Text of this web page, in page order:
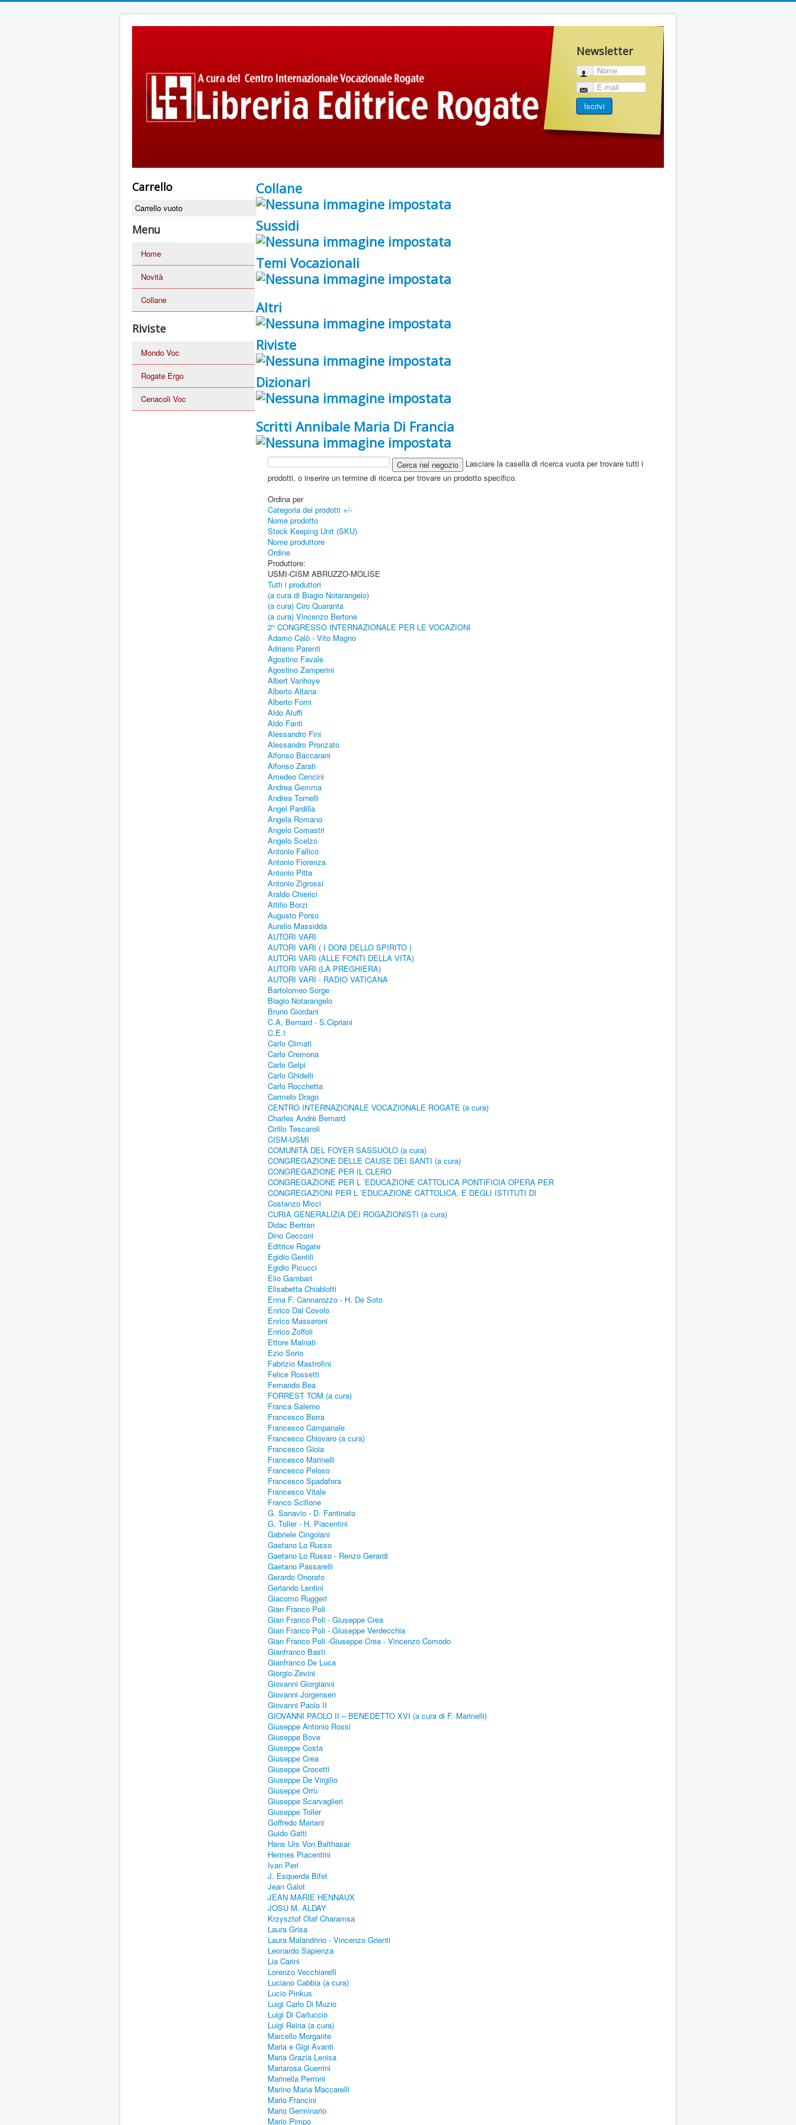
Newsletter
Nome
E-mail
Iscrivi
Carrello
Carrello vuoto
Menu
Home
Novità
Collane
Riviste
Mondo Voc
Rogate Ergo
Cenacoli Voc
Collane
Sussidi
Temi Vocazionali
Altri
Riviste
Dizionari
Scritti Annibale Maria Di Francia
Lasciare la casella di ricerca vuota per trovare tutti i
prodotti, o inserire un termine di ricerca per trovare un prodotto specifico.
Ordina per
Categoria dei prodotti +/-
Nome prodotto
Stock Keeping Unit (SKU)
Nome produttore
Ordine
Produttore:
USMI-CISM ABRUZZO-MOLISE
Tutti i produttori
(a cura di Biagio Notarangelo)
(a cura) Ciro Quaranta
(a cura) Vincenzo Bertone
2° CONGRESSO INTERNAZIONALE PER LE VOCAZIONI
Adamo Calò - Vito Magno
Adriano Parenti
Agostino Favale
Agostino Zamperini
Albert Vanhoye
Alberto Altana
Alberto Forni
Aldo Aluffi
Aldo Fanti
Alessandro Fini
Alessandro Pronzato
Alfonso Baccarani
Alfonso Zarati
Amedeo Cencini
Andrea Gemma
Andrea Tornelli
Angel Pardilla
Angela Romano
Angelo Comastri
Angelo Scelzo
Antonio Fallico
Antonio Fiorenza
Antonio Pitta
Antonio Zigrossi
Araldo Chierici
Attilio Borzi
Augusto Porso
Aurelio Massidda
AUTORI VARI
AUTORI VARI ( I DONI DELLO SPIRITO )
AUTORI VARI (ALLE FONTI DELLA VITA)
AUTORI VARI (LA PREGHIERA)
AUTORI VARI - RADIO VATICANA
Bartolomeo Sorge
Biagio Notarangelo
Bruno Giordani
C.A, Bernard - S.Cipriani
C.E.I
Carlo Climati
Carlo Cremona
Carlo Gelpi
Carlo Ghidelli
Carlo Rocchetta
Carmelo Drago
CENTRO INTERNAZIONALE VOCAZIONALE ROGATE (a cura)
Charles Andrè Bernard
Cirillo Tescaroli
CISM-USMI
COMUNITÀ DEL FOYER SASSUOLO (a cura)
CONGREGAZIONE DELLE CAUSE DEI SANTI (a cura)
CONGREGAZIONE PER IL CLERO
CONGREGAZIONE PER L ’EDUCAZIONE CATTOLICA PONTIFICIA OPERA PER
CONGREGAZIONI PER L ’EDUCAZIONE CATTOLICA, E DEGLI ISTITUTI DI
Costanzo Micci
CURIA GENERALIZIA DEI ROGAZIONISTI (a cura)
Didac Bertran
Dino Cecconi
Editrice Rogate
Egidio Gentili
Egidio Picucci
Elio Gambari
Elisabetta Chiablotti
Enna F. Cannarozzo - H. De Soto
Enrico Dal Covolo
Enrico Masseroni
Enrico Zoffoli
Ettore Malnati
Ezio Sorio
Fabrizio Mastrofini
Felice Rossetti
Fernando Bea
FORREST TOM (a cura)
Franca Salerno
Francesco Berra
Francesco Campanale
Francesco Chiovaro (a cura)
Francesco Gioia
Francesco Marinelli
Francesco Peloso
Francesco Spadafora
Francesco Vitale
Franco Scillone
G. Sanavio - D. Fantinato
G. Toller - H. Piacentini
Gabriele Cingolani
Gaetano Lo Russo
Gaetano Lo Russo - Renzo Gerardi
Gaetano Passarelli
Gerardo Onorato
Gerlando Lentini
Giacomo Ruggeri
Gian Franco Poli
Gian Franco Poli - Giuseppe Crea
Gian Franco Poli - Giuseppe Verdecchia
Gian Franco Poli -Giuseppe Crea - Vincenzo Comodo
Gianfranco Basti
Gianfranco De Luca
Giorgio Zevini
Giovanni Giorgianni
Giovanni Jorgensen
Giovanni Paolo II
GIOVANNI PAOLO II – BENEDETTO XVI (a cura di F. Marinelli)
Giuseppe Antonio Rossi
Giuseppe Bove
Giuseppe Costa
Giuseppe Crea
Giuseppe Crocetti
Giuseppe De Virgilio
Giuseppe Orrù
Giuseppe Scarvaglieri
Giuseppe Toller
Goffredo Mariani
Guido Gatti
Hans Urs Von Balthasar
Hermes Piacentini
Ivan Peri
J. Esquerda Bifet
Jean Galot
JEAN MARIE HENNAUX
JOSU M. ALDAY
Krzysztof Olaf Charamsa
Laura Grisa
Laura Malandrino - Vincenzo Grienti
Leonardo Sapienza
Lia Carini
Lorenzo Vecchiarelli
Luciano Cabbia (a cura)
Lucio Pinkus
Luigi Carlo Di Muzio
Luigi Di Carluccio
Luigi Reina (a cura)
Marcello Morgante
Maria e Gigi Avanti
Maria Grazia Lenisa
Mariarosa Guerrini
Marinella Perroni
Marino Maria Maccarelli
Mario Francini
Mario Germinario
Mario Pimpo